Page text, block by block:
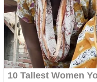
Teknologi
Sport